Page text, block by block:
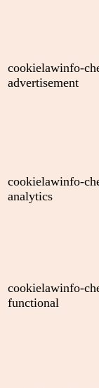
cookielawinfo-
advertisement
cookielawinfo-
analytics
cookielawinfo-
functional